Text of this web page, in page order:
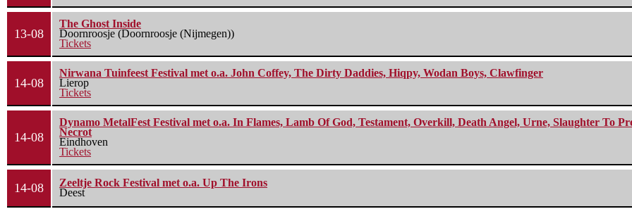
13-08
The Ghost Inside
Doornroosje (Doornroosje (Nijmegen))
Tickets
14-08
Nirwana Tuinfeest Festival met o.a. John Coffey, The Dirty Daddies, Hiqpy, Wodan Boys, Clawfinger
Lierop
Tickets
14-08
Dynamo MetalFest Festival met o.a. In Flames, Lamb Of God, Testament, Overkill, Death Angel, Urne, Slaughter To
Necrot
Eindhoven
Tickets
14-08
Zeeltje Rock Festival met o.a. Up The Irons
Deest